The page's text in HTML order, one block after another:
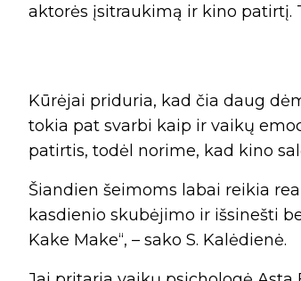
aktorės įsitraukimą ir kino patirtį.
Kūrėjai priduria, kad čia daug
tokia pat svarbi kaip ir vaikų
patirtis, todėl norime, kad kino
Šiandien šeimoms labai reikia
kasdienio skubėjimo ir išsinešti
Kake Make“, – sako S. Kalėdienė.